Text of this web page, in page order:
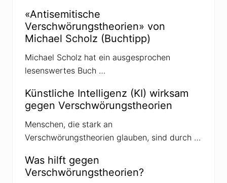
r
Z
w
a
n
i
g
s
e
s
t
h
G
d
a
n
«Antisemitische
Verschwörungstheorien» von
Michael Scholz (Buchtipp)
Michael Scholz hat ein ausgesprochen
lesenswertes Buch …
Künstliche Intelligenz (KI) wirksam
gegen Verschwörungstheorien
Menschen, die stark an
Verschwörungstheorien glauben, sind durch …
Was hilft gegen
Verschwörungstheorien?